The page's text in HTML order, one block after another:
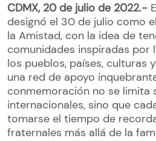
CDMX, 20 de julio de 2022.-
designó el 30 de julio como
la Amistad, con la idea de
comunidades inspiradas por
los pueblos, países, culturas
una red de apoyo
conmemoración no se limita
internacionales, sino que
tomarse el tiempo de
fraternales más allá de la